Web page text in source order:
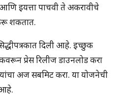
इयत्ता पाचवी ते अकरावीचे
करू शकतात.
दिली आहे. इच्छुक
प्रेस रिलीज डाउनलोड करा
अर्ज सबमिट करा. या योजनेची